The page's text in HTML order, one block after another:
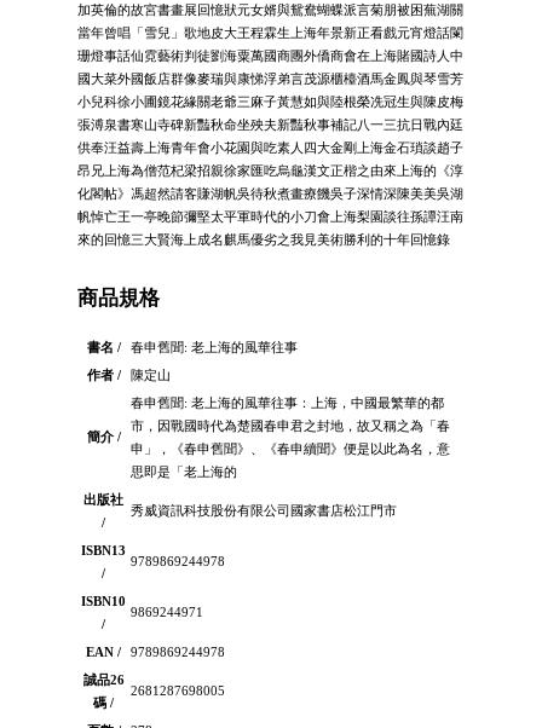
加英倫的故宮書畫展回憶狀元女婿與鴛鴦蝴蝶派言菊朋被困蕪湖關
當年曾唱「雪兒」歌地皮大王程霖生上海年景新正看戲元宵燈話闌
珊燈事話仙霓藝術判徒劉海粟萬國商團外僑商會在上海賭國詩人中
國大菜外國飯店群像麥瑞與康悌浮弟言茂源櫃檯酒馬金鳳與琴雪芳
小兒科徐小圃鏡花緣關老爺三麻子黃慧如與陸根榮冼冠生與陳皮梅
張溥泉書寒山寺碑新豔秋命坐殃夫新豔秋事補記八一三抗日戰內廷
供奉汪益壽上海青年會小花園與吃素人四大金剛上海金石瑣談趙子
昂兄上海為僧范杞梁招親徐家匯吃烏龜漢文正楷之由來上海的《淳
化閣帖》馮超然請客賺湖帆吳待秋煮畫療饑吳子深情深陳美美吳湖
帆悼亡王一亭晚節彌堅太平軍時代的小刀會上海梨園談往孫譚汪南
來的回憶三大賢海上成名麒馬優劣之我見美術勝利的十年回憶錄
商品規格
書名 /
春申舊聞: 老上海的風華往事
作者 /
陳定山
簡介 /
春申舊聞: 老上海的風華往事：上海，中國最繁華的都
市，因戰國時代為楚國春申君之封地，故又稱之為「春
申」，《春申舊聞》、《春申續聞》便是以此為名，意
思即是「老上海的
出版社
/
秀威資訊科技股份有限公司國家書店松江門市
ISBN13
/
9789869244978
ISBN10
/
9869244971
EAN /
9789869244978
誠品26
碼 /
2681287698005